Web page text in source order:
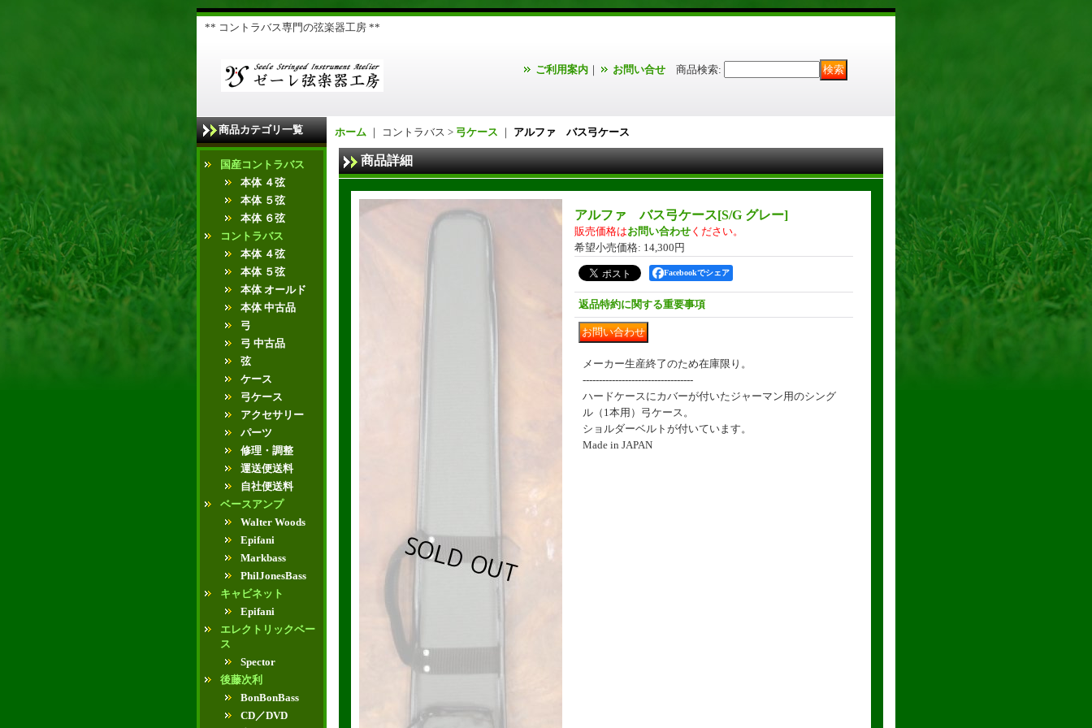
** コントラバス専門の弦楽器工房 **
ご利用案内 ｜ お問い合せ 商品検索:
商品カテゴリ一覧
国産コントラバス
本体 ４弦
本体 ５弦
本体 ６弦
コントラバス
本体 ４弦
本体 ５弦
本体 オールド
本体 中古品
弓
弓 中古品
弦
ケース
弓ケース
アクセサリー
パーツ
修理・調整
運送便送料
自社便送料
ベースアンプ
Walter Woods
Epifani
Markbass
PhilJonesBass
キャビネット
Epifani
エレクトリックベー
ス
Spector
後藤次利
BonBonBass
CD／DVD
ホーム ｜ コントラバス > 弓ケース ｜ アルファ バス弓ケース
商品詳細
アルファ バス弓ケース[S/G グレー]
販売価格はお問い合わせ ください。
希望小売価格: 14,300円
Facebookでシェア
返品特約に関する重要事項
メーカー生産終了のため在庫限り。
----------------------------------
ハードケースにカバーが付いたジャーマン用のシング
ル（1本用）弓ケース。
ショルダーベルトが付いています。
Made in JAPAN